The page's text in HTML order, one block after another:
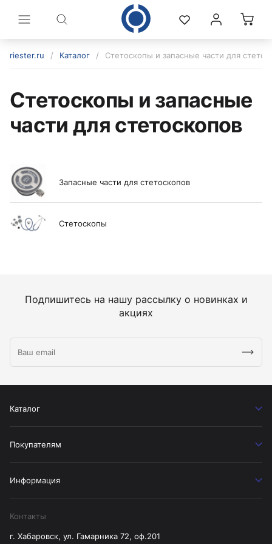
riester.ru / Каталог / Стетоскопы и запасные части для
Стетоскопы и запасные
части для стетоскопов
Запасные части для стетоскопов
Стетоскопы
Подпишитесь на нашу рассылку о новинках и
акциях
Каталог
Покупателям
Информация
Контакты
г. Хабаровск, ул. Гамарника 72, оф.201
политикой конфиденциальности